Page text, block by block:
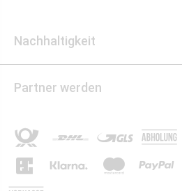
Nachhaltigkeit
Partner werden